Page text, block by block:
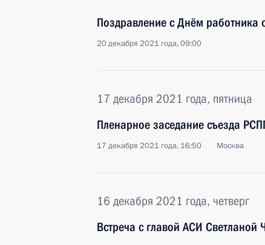
Поздравление с Днём работника
20 декабря 2021 года, 09:00
17 декабря 2021 года, пятница
Пленарное заседание съезда
17 декабря 2021 года, 16:50 Москва
16 декабря 2021 года, четверг
Встреча с главой АСИ Светланой